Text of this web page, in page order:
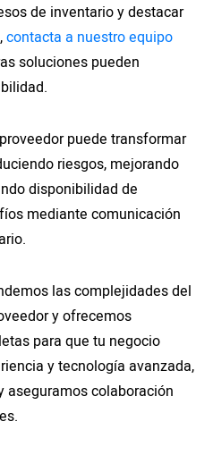
de inventario y destacar
contacta a nuestro equipo
soluciones pueden
puede transformar
riesgos, mejorando
disponibilidad de
mediante comunicación
las complejidades del
y ofrecemos
para que tu negocio
y tecnología avanzada,
colaboración